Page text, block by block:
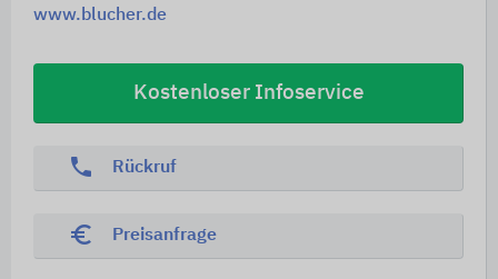
www.blucher.de
Kostenloser Infoservice
phone Rückruf
euro_symbol Preisanfrage